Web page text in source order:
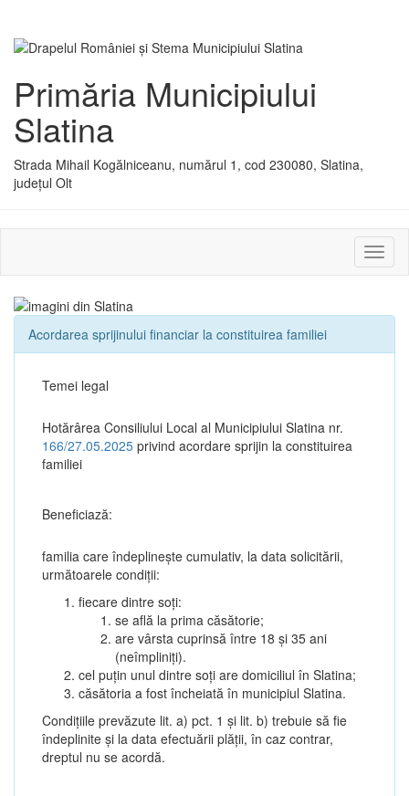
Primăria Municipiului
Slatina
Strada Mihail Kogălniceanu, numărul 1, cod 230080, Slatina,
județul Olt
sau
Acordarea sprijinului financiar la constituirea familiei
Temei legal
Hotărârea Consiliului Local al Municipiului Slatina nr.
166/27.05.2025 privind acordare sprijin la constituirea
familiei
Beneficiază:
familia care îndeplinește cumulativ, la data solicitării,
următoarele condiții:
fiecare dintre soți:
se află la prima căsătorie;
are vârsta cuprinsă între 18 și 35 ani
(neîmpliniți).
cel puțin unul dintre soți are domiciliul în Slatina;
căsătoria a fost încheiată în municipiul Slatina.
Condițiile prevăzute lit. a) pct. 1 și lit. b) trebuie să fie
îndeplinite și la data efectuării plății, în caz contrar,
dreptul nu se acordă.